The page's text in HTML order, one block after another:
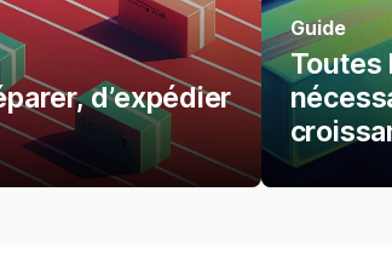
d’expédier
Guide
Toutes